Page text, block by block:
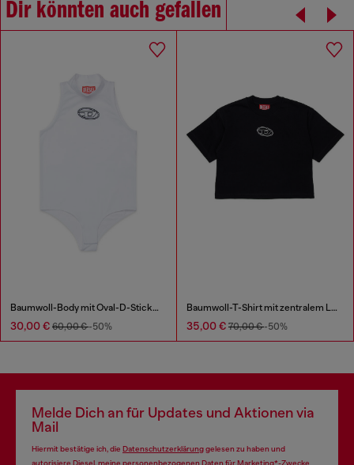
Dir könnten auch gefallen
Baumwoll-Body mit Oval-D-Stickerei
30,00 € 60,00 €-50%
Baumwoll-T-Shirt mit zentralem Logo
35,00 € 70,00 €-50%
Melde Dich an für Updates und Aktionen via
Mail
Hiermit bestätige ich, die Datenschutzerklärunggelesen zu haben und
autorisiere Diesel, meine personenbezogenen Daten fürMarketing*-Zwecke